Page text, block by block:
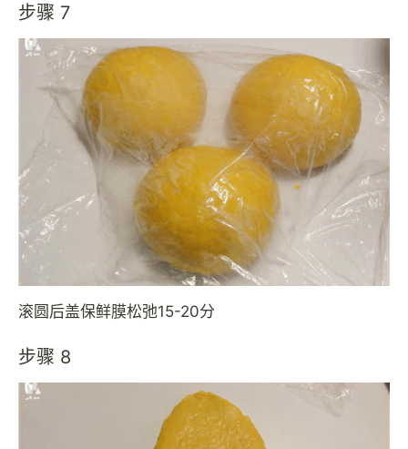
步骤 7
滚圆后盖保鲜膜松弛15-20分
步骤 8